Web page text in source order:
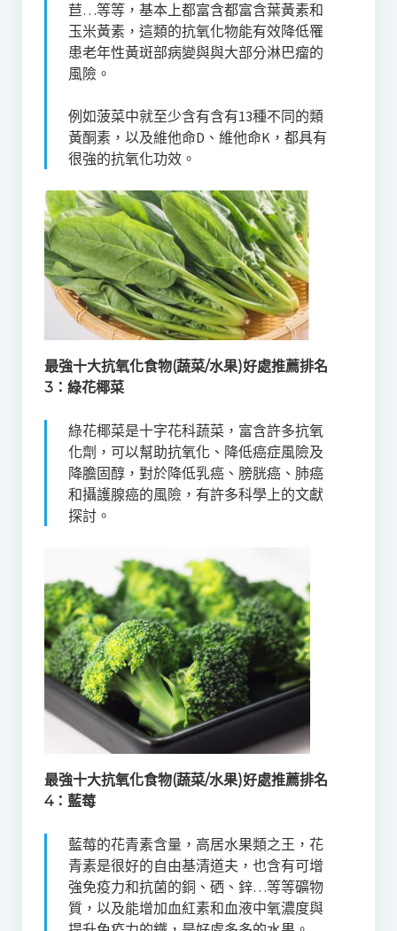
苣…等等，基本上都富含都富含葉黃素和
玉米黃素，這類的抗氧化物能有效降低罹
患老年性黃斑部病變與與大部分淋巴瘤的
風險。
例如菠菜中就至少含有含有13種不同的類
黃酮素，以及維他命D、維他命K，都具有
很強的抗氧化功效。
最強十大抗氧化食物(蔬菜/水果)好處推薦排名
3： 綠花椰菜
綠花椰菜是十字花科蔬菜，富含許多抗氧
化劑，可以幫助抗氧化、降低癌症風險及
降膽固醇，對於降低乳癌、膀胱癌、肺癌
和攝護腺癌的風險，有許多科學上的文獻
探討。
最強十大抗氧化食物(蔬菜/水果)好處推薦排名
4：藍莓
藍莓的花青素含量，高居水果類之王，花
青素是很好的自由基清道夫，也含有可增
強免疫力和抗菌的銅、硒、鋅…等等礦物
質，以及能增加血紅素和血液中氧濃度與